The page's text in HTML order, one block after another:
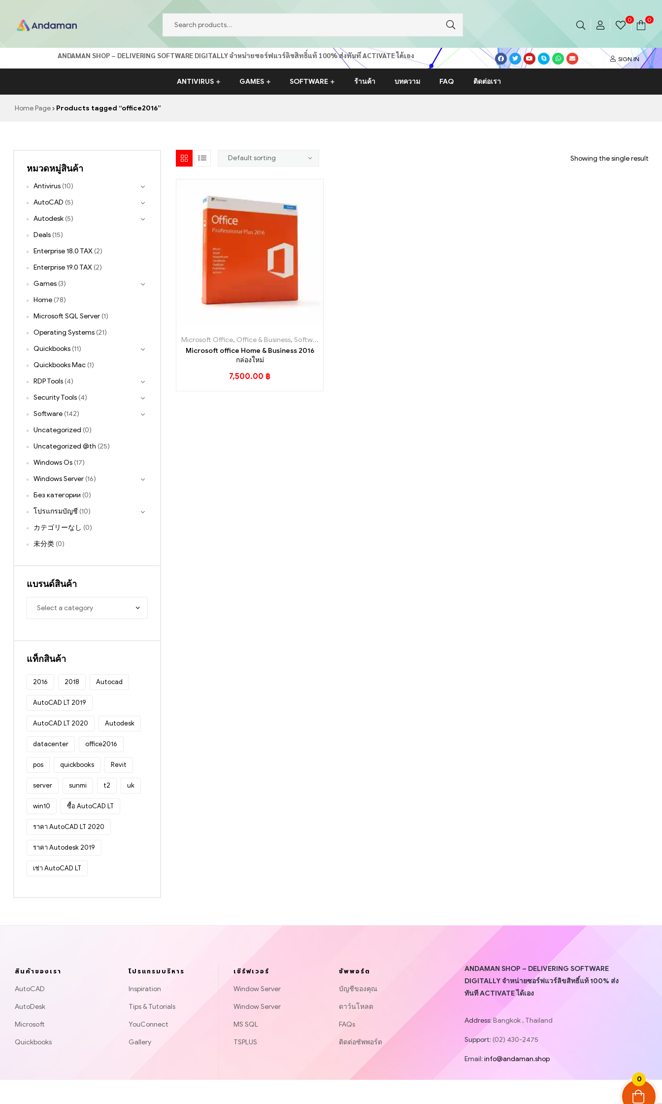
0
Shop
อันดามัน
ออนไลน์
ซอร์ฟแวร์
ลิขสิทธิ์
100%
ACTIVATE
0 0
ANDAMAN SHOP – DELIVERING SOFTWARE DIGITALLY จำหน่ายซอร์ฟแวร์ลิขสิทธิ์แท้ 100% ส่งทันที ACTIVATE ได้เอง SIGN IN
ANTIVIRUS GAMES SOFTWARE ร้านค้า บทความ FAQ ติดต่อเรา
Home Page Products tagged “office2016”
Showing the single result
Microsoft Office, Office & Business, Software
Microsoft office Home & Business 2016
กล่องใหม่
7,500.00 ฿
หมวดหมู่สินค้า
Antivirus (10)
AutoCAD (5)
Autodesk (5)
Deals (15)
Enterprise 18.0 TAX (2)
Enterprise 19.0 TAX (2)
Games (3)
Home (78)
Microsoft SQL Server (1)
Operating Systems (21)
Quickbooks (11)
Quickbooks Mac (1)
RDP Tools (4)
Security Tools (4)
Software (142)
Uncategorized (0)
Uncategorized @th (25)
Windows Os (17)
Windows Server (16)
Без категории (0)
โปรแกรมบัญชี (10)
カテゴリーなし (0)
未分类 (0)
แบรนด์สินค้า
แท็กสินค้า
2016 2018 Autocad
AutoCAD LT 2019
AutoCAD LT 2020 Autodesk
datacenter office2016
pos quickbooks Revit
server sunmi t2 uk
win10 ซื้อ AutoCAD LT
ราคา AutoCAD LT 2020
ราคา Autodesk 2019
เช่า AutoCAD LT
สินค้าของเรา
AutoCAD
AutoDesk
Microsoft
Quickbooks
โปรแกรมบริหาร
Inspiration
Tips & Tutorials
YouConnect
Gallery
เซิร์ฟเวอร์
Window Server
Window Server
MS SQL
TSPLUS
ซัพพอร์ต
บัญชีของคุณ
ดาว์นโหลด
FAQs
ติดต่อซัพพอร์ต
ANDAMAN SHOP – DELIVERING SOFTWARE
DIGITALLY จำหน่ายซอร์ฟแวร์ลิขสิทธิ์แท้ 100% ส่ง
ทันที ACTIVATE ได้เอง
Address:Bangkok , Thailand
Support: (02) 430-2475
Email: info@andaman.shop